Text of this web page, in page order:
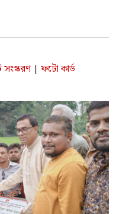
সংস্করণ | ফটো কার্ড